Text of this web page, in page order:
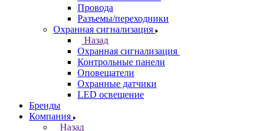
Провода
Разъемы/переходники
Охранная сигнализация
Назад
Охранная сигнализация
Контрольные панели
Оповещатели
Охранные датчики
LED освещение
Бренды
Компания
Назад